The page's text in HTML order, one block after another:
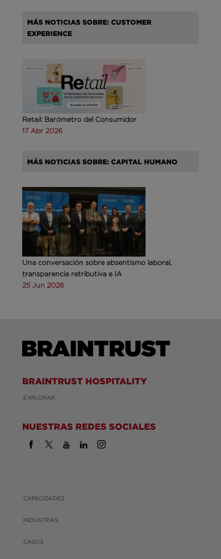
MÁS NOTICIAS SOBRE: CUSTOMER
EXPERIENCE
Retail: Barómetro del Consumidor
17 Abr 2026
MÁS NOTICIAS SOBRE: CAPITAL HUMANO
Una conversación sobre absentismo laboral,
transparencia retributiva e IA
25 Jun 2026
BRAINTRUST HOSPITALITY
EXPLORAR
NUESTRAS REDES SOCIALES
CAPACIDADES
INDUSTRIAS
CASOS